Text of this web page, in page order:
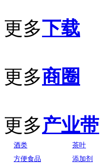
更多下载
更多商圈
更多产业带
酒类 茶叶
方便食品
添加剂